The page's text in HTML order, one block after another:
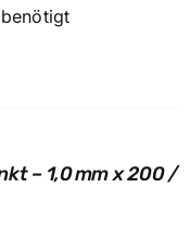
– 1,0 mm x 200 /